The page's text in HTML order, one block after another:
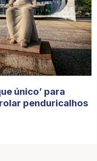
único’ para
penduricalhos